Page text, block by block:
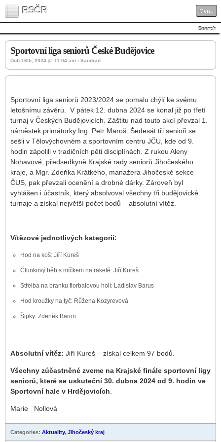
RSČR Menu
Search
Sportovní liga seniorů České Budějovice
Dub 16th, 2024 @ 11:04 am › Sandrad
Sportovní liga seniorů 2023/2024 se pomalu chýlí ke svému
letošnímu závěru. V pátek 12. dubna 2024 se konal již po třetí
turnaj v Českých Budějovicích. Záštitu nad touto akcí převzal 1.
náměstek primátorky Ing. Petr Maroš. Šedesát tři senioři se
sešli v Tělovýchovném a sportovním centru JČU, kde od 9.
hodin zápolili v tradičních pěti disciplínách. Z rukou Aleny
Nohavové, předsedkyně Krajské rady seniorů Jihočeského
kraje, a Mgr. Zdeňka Krátkého, manažera Jihočeské sekce
ČUS, pak převzali ocenění a drobné dárky. Zároveň byl
vyhlášen i účastník, který absolvoval všechny tři budějovické
turnaje a získal největší počet bodů – absolutní vítěz.
Vítězové jednotlivých kategorií:
Hod na koš: Jiří Kureš
Člunkový běh s míčkem na raketě: Jiří Kureš
Střelba na branku florbalovou holí: Ladislav Barus
Hod kroužky na tyč: Růžena Kozyrevová
Šipky: Zdeněk Baron
Absolutní vítěz: Jiří Kureš – získal celkem 97 bodů.
Všechny zúčastněné zveme na Krajské finále sportovní ligy
seniorů, které se uskuteční 30. dubna 2024 od 9. hodin ve
Sportovní hale v Hrdějovicích
Marie Nollová
Categories: Aktuality, Jihočeský kraj